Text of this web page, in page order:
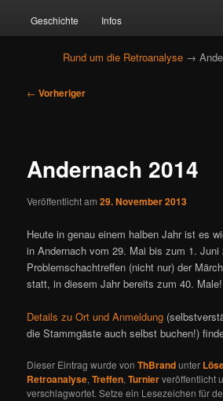
primären
Inhalt
springen
sekundären
Inhalt
springen
Geschichte Infos
Rund um die Retroanalyse →
B
a
s
a
v
i
g
t
i
n
← Vorheriger
Andernach 2014
Veröffentlicht am29. November 2013
Heute in genau einem halben Jahr ist es
in Andernach vom 29. Mai bis zum 1. Juni
Problemschachtreffen (nicht nur) der
statt, in diesem Jahr bereits zum 40. Male!
Details zu Ort und Anmeldung
die Stammgäste auch selbst buchen!)
Dieser Eintrag wurde vonThBrandunter
Retroanalyse,Treffen,Turnierveröffentlicht
verschlagwortet. Setze ein Lesezeichen für